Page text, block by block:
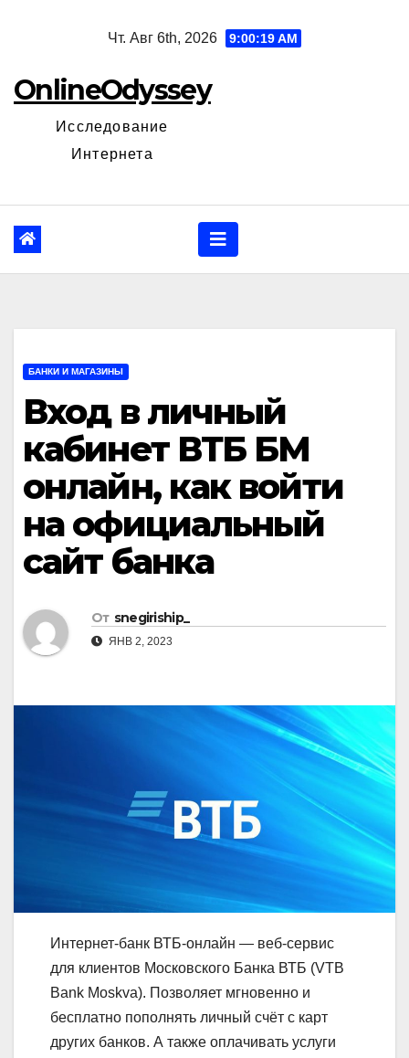
Чт. Авг 6th, 2026 9:00:20 AM
OnlineOdyssey
Исследование
Интернета
БАНКИ И МАГАЗИНЫ
Вход в личный
кабинет ВТБ БМ
онлайн, как войти
на официальный
сайт банка
От snegiriship_
ЯНВ 2, 2023
Интернет-банк ВТБ-онлайн — веб-сервис
для клиентов Московского Банка ВТБ (VTB
Bank Moskva). Позволяет мгновенно и
бесплатно пополнять личный счёт с карт
других банков. А также оплачивать услуги